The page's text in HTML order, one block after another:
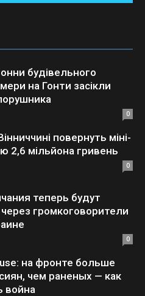
будівельного
на Гонти засікли
0
повернуть міні-
2,6 мільйона гривень
0
теперь будут
громкоговорители
0
на фронте больше
чем раненых — как
война